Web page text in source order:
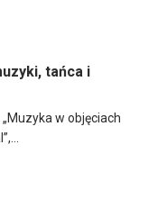
tańca i
w objęciach